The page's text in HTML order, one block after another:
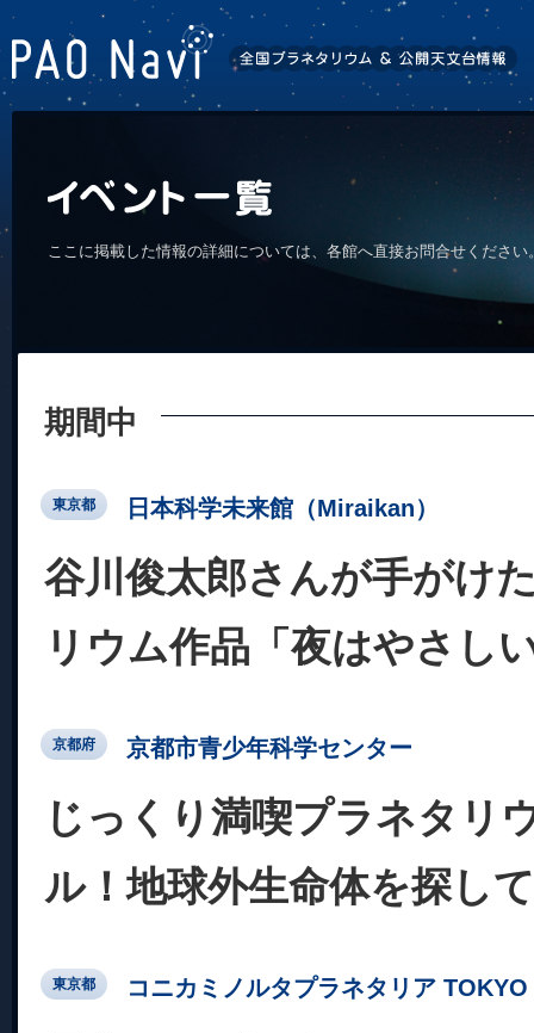
ここに掲載した情報の詳細については、各館へ直接お問合せくださ
期間中
東京都 日本科学未来館（Miraikan）
谷川俊太郎さんが手がけ
リウム作品「夜はやさし
京都府 京都市青少年科学センター
じっくり満喫プラネタリ
ル！地球外生命体を探し
東京都 コニカミノルタプラネタリア TOKYO